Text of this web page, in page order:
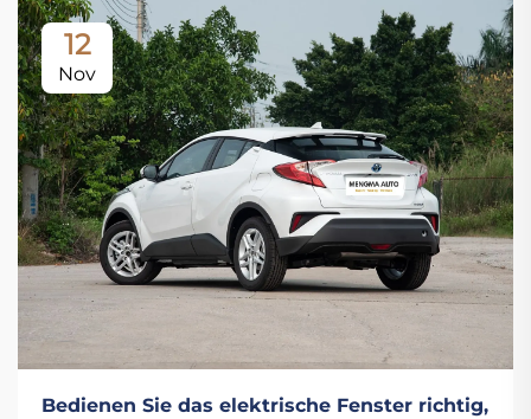
12
Nov
Bedienen Sie das elektrische Fenster richtig,